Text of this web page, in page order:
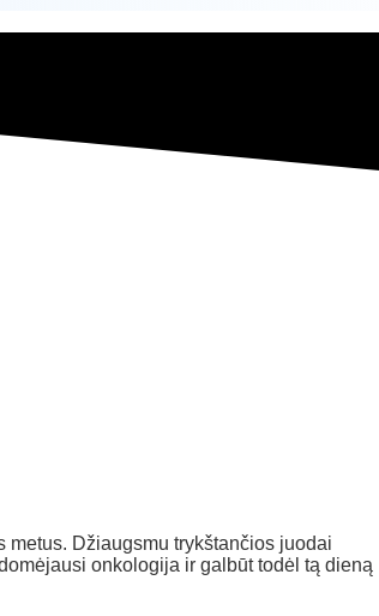
Džiaugsmu trykštančios juodai
onkologija ir galbūt todėl tą dieną